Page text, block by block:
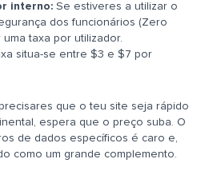
interno: Se estiveres a utilizar o
dos funcionários (Zero
taxa por utilizador.
situa-se entre $3 e $7 por
que o teu site seja rápido
espera que o preço suba. O
de dados específicos é caro e,
como um grande complemento.